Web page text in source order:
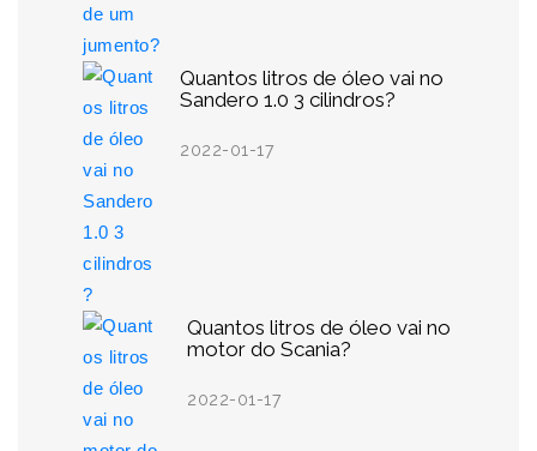
Quantos litros de óleo vai no
Sandero 1.0 3 cilindros?
2022-01-17
Quantos litros de óleo vai no
motor do Scania?
2022-01-17